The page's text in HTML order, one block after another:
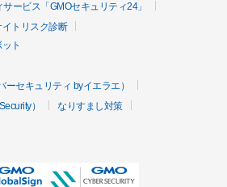
ービス「GMOセキュリティ24」
イトリスク診断
ト
セキュリティ byイエラエ）
）
なりすまし対策